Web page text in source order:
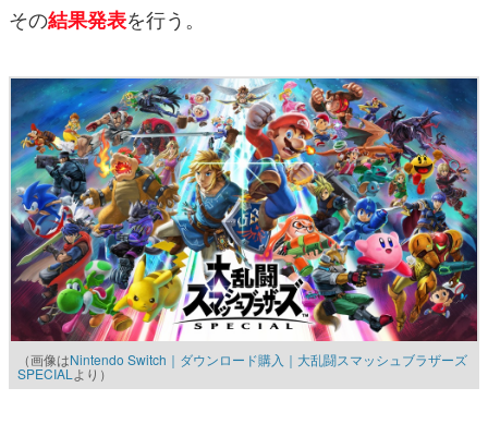
その結果発表を行う。
（画像はNintendo Switch｜ダウンロード購入｜大乱闘スマッシュブラザーズ
SPECIAL より）